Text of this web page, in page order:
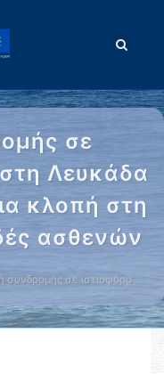
σε
Λευκάδα
κλοπή στη
ασθενών
συνδρομής σε ιστιοφόρο …